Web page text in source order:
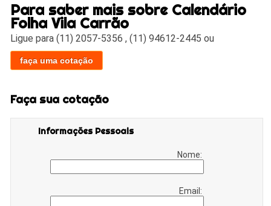
Para saber mais sobre Calendário
Folha Vila Carrão
Ligue para(11) 2057-5356 ,(11) 94612-2445 ou
faça uma cotação
Faça sua cotação
Informações Pessoais
Nome:
Email: